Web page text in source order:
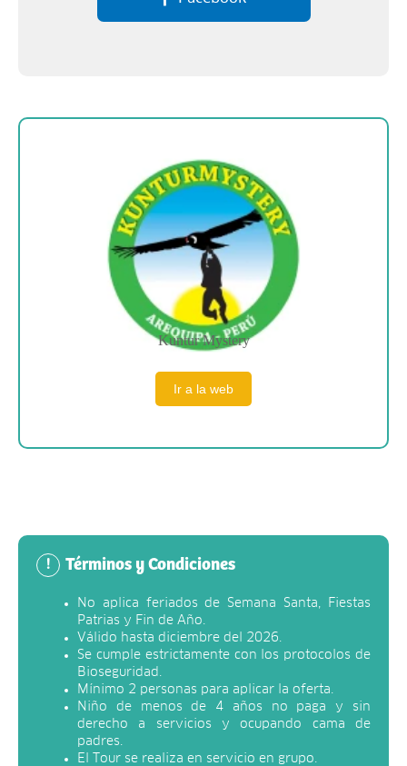
Sobre la empresa
Kuntur Mystery
Ir a la web
! Términos y Condiciones
No aplica feriados de Semana Santa, Fiestas
Patrias y Fin de Año.
Válido hasta diciembre del 2026.
Se cumple estrictamente con los protocolos de
Bioseguridad.
Mínimo 2 personas para aplicar la oferta.
Niño de menos de 4 años no paga y sin
derecho a servicios y ocupando cama de
padres.
El Tour se realiza en servicio en grupo.